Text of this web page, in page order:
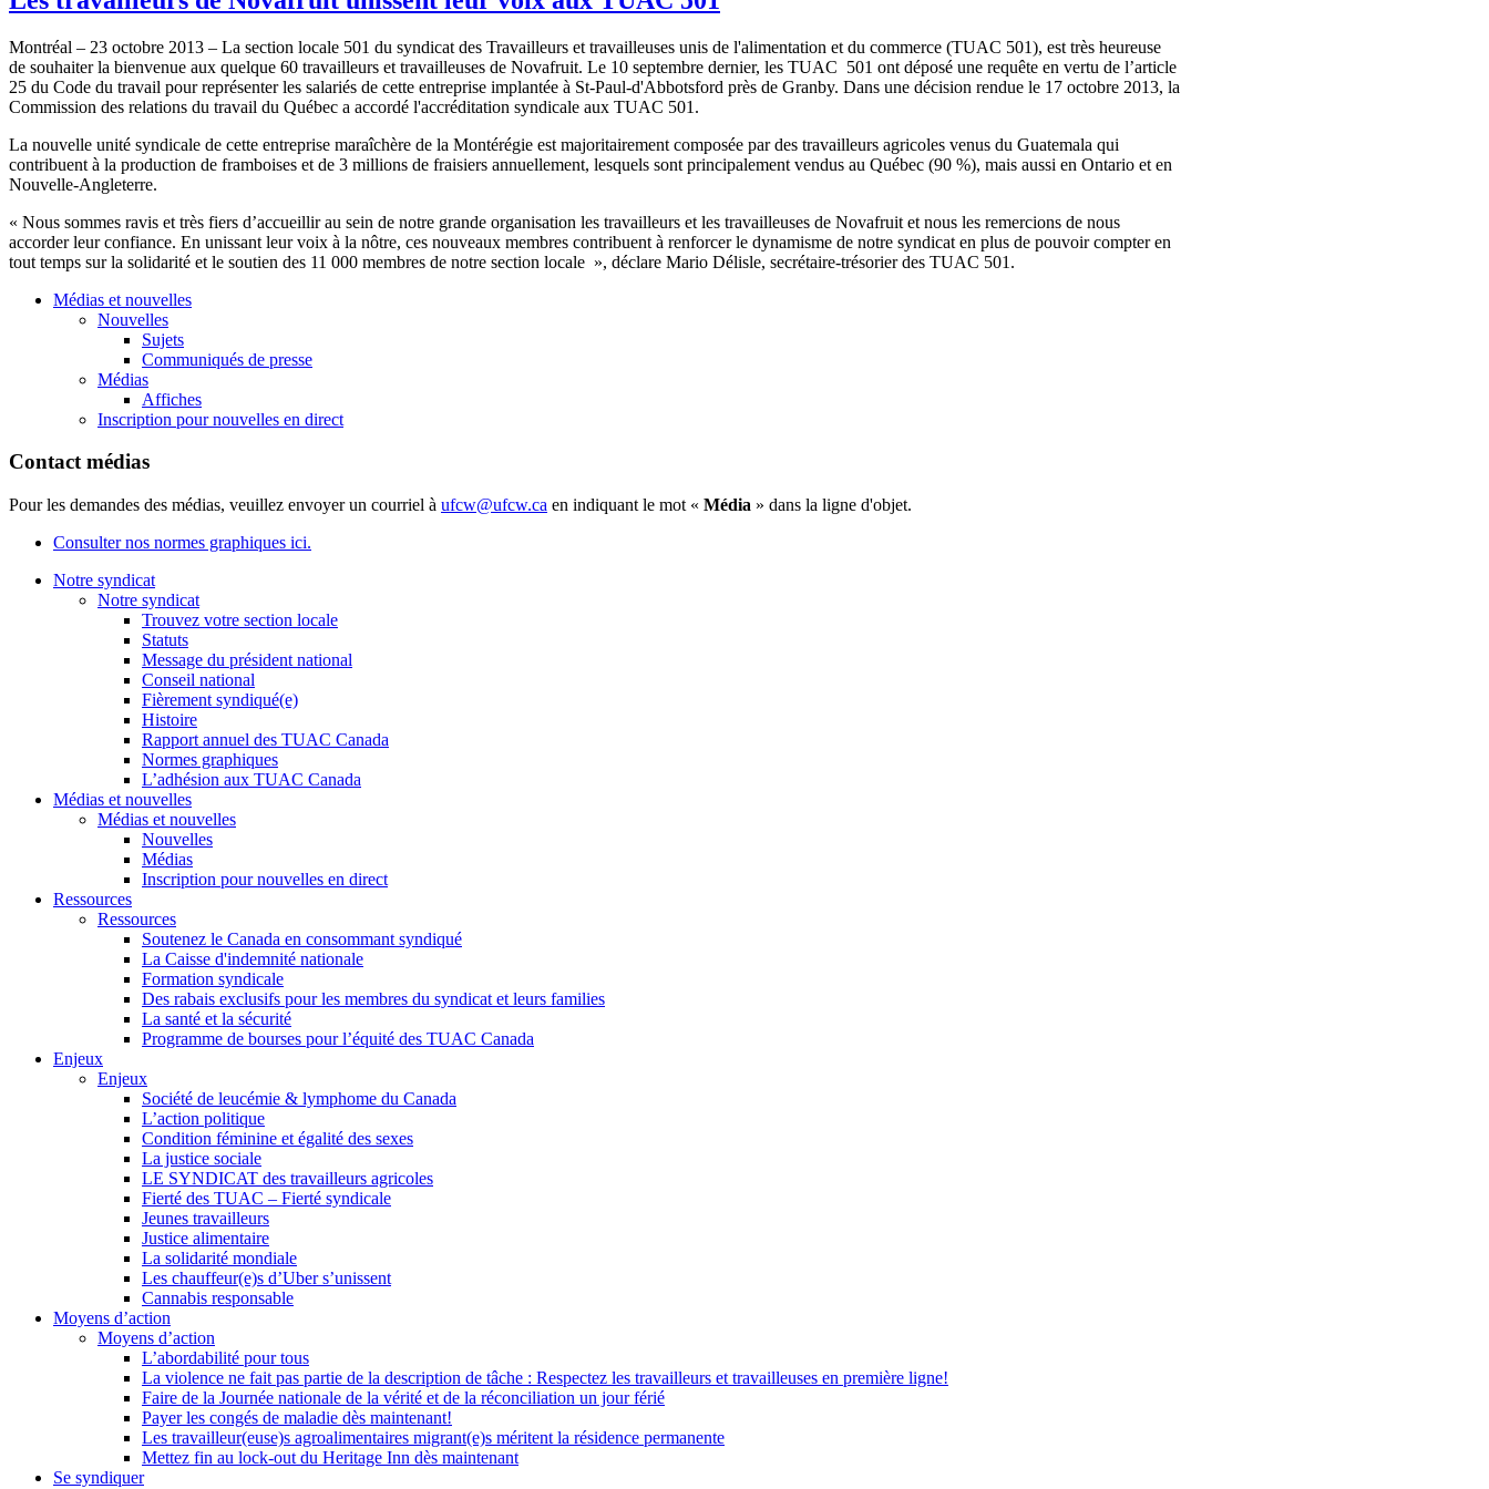
Montréal – 23 octobre 2013 – La section locale 501 du syndicat des Travailleurs et travailleuses unis de l'alimentation et du commerce (TUAC 501), est très heureuse
de souhaiterla bienvenue aux quelque 60 travailleurs et travailleuses de Novafruit. Le 10 septembre dernier, les TUAC 501 ont déposé une requête en vertu de l’article
25 du Code du travail pourreprésenterles salariés de cette entreprise implantée à St-Paul-d'Abbotsford près de Granby. Dans une décision rendue le 17 octobre 2013, la
Commission des relations du travail du Québec a accordé l'accréditation syndicale aux TUAC 501.
La nouvelle unité syndicale de cette entreprise maraîchère de la Montérégie est majoritairement composée par des travailleurs agricoles venus du Guatemala qui
contribuent à la production de framboises et de 3 millions de fraisiers annuellement, lesquels sont principalement vendus au Québec (90 %), mais aussi en Ontario et en
Nouvelle-Angleterre.
« Nous sommes ravis et très fiers d’accueillirau sein de notre grande organisation les travailleurs et les travailleuses de Novafruit et nous les remercions de nous
accorder leur confiance. En unissant leur voix à la nôtre, ces nouveaux membres contribuent à renforcerle dynamisme de notre syndicat en plus de pouvoir compteren
tout temps surla solidarité et le soutien des 11 000 membres de notre section locale », déclare Mario Délisle, secrétaire-trésorierdes TUAC 501.
Médias et nouvelles
Nouvelles
Sujets
Communiqués de presse
Médias
Affiches
Inscription pour nouvelles en direct
Contact médias
Pour les demandes des médias, veuillez envoyer un courriel à ufcw@ufcw.ca en indiquant le mot « Média » dans la ligne d'objet.
Consulter nos normes graphiques ici.
Notre syndicat
Notre syndicat
Trouvez votre section locale
Statuts
Message du président national
Conseil national
Fièrement syndiqué(e)
Histoire
Rapport annuel des TUAC Canada
Normes graphiques
L’adhésion aux TUAC Canada
Médias et nouvelles
Médias et nouvelles
Nouvelles
Médias
Inscription pour nouvelles en direct
Ressources
Ressources
Soutenez le Canada en consommant syndiqué
La Caisse d'indemnité nationale
Formation syndicale
Des rabais exclusifs pour les membres du syndicat et leurs families
La santé et la sécurité
Programme de bourses pour l’équité des TUAC Canada
Enjeux
Enjeux
Société de leucémie & lymphome du Canada
L’action politique
Condition féminine et égalité des sexes
La justice sociale
LE SYNDICAT des travailleurs agricoles
Fierté des TUAC – Fierté syndicale
Jeunes travailleurs
Justice alimentaire
La solidarité mondiale
Les chauffeur(e)s d’Uber s’unissent
Cannabis responsable
Moyens d’action
Moyens d’action
L’abordabilité pour tous
La violence ne fait pas partie de la description de tâche : Respectez les travailleurs et travailleuses en première ligne!
Faire de la Journée nationale de la vérité et de la réconciliation un jour férié
Payer les congés de maladie dès maintenant!
Les travailleur(euse)s agroalimentaires migrant(e)s méritent la résidence permanente
Mettez fin au lock-out du Heritage Inn dès maintenant
Se syndiquer